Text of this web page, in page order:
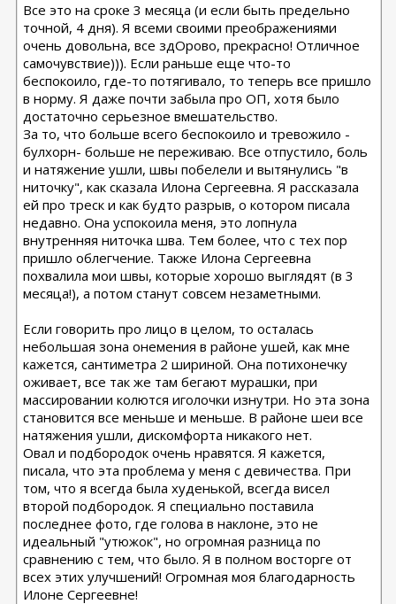
Все это на сроке 3 месяца (и если быть предельно
точной, 4 дня). Я всеми своими преображениями
очень довольна, все здОрово, прекрасно! Отличное
самочувствие))). Если раньше еще что-то
беспокоило, где-то потягивало, то теперь все пришло
в норму. Я даже почти забыла про ОП, хотя было
достаточно серьезное вмешательство.
За то, что больше всего беспокоило и тревожило -
булхорн- больше не переживаю. Все отпустило, боль
и натяжение ушли, швы побелели и вытянулись "в
ниточку", как сказала Илона Сергеевна. Я рассказала
ей про треск и как будто разрыв, о котором писала
недавно. Она успокоила меня, это лопнула
внутренняя ниточка шва. Тем более, что с тех пор
пришло облегчение. Также Илона Сергеевна
похвалила мои швы, которые хорошо выглядят (в 3
месяца!), а потом станут совсем незаметными.
Если говорить про лицо в целом, то осталась
небольшая зона онемения в районе ушей, как мне
кажется, сантиметра 2 шириной. Она потихонечку
оживает, все так же там бегают мурашки, при
массировании колются иголочки изнутри. Но эта зона
становится все меньше и меньше. В районе шеи все
натяжения ушли, дискомфорта никакого нет.
Овал и подбородок очень нравятся. Я кажется,
писала, что эта проблема у меня с девичества. При
том, что я всегда была худенькой, всегда висел
второй подбородок. Я специально поставила
последнее фото, где голова в наклоне, это не
идеальный "утюжок", но огромная разница по
сравнению с тем, что было. Я в полном восторге от
всех этих улучшений! Огромная моя благодарность
Илоне Сергеевне!